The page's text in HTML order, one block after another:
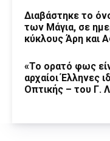
Διαβάστηκε το
των Μάγια, σε
κύκλους Άρη και
«Το ορατό φως
αρχαίοι Έλληνες
Οπτικής – του Γ.